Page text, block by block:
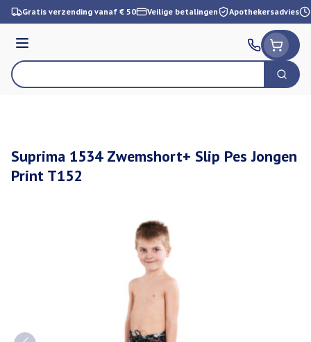
Ga naar de inhoud
Gratis verzending vanaf € 50 Veilige betalingen Apothekersadvies
Menu
Product, merk, categorie... Zoek
Suprima 1534 Zwemshort+ Slip Pes Jongen
Print T152